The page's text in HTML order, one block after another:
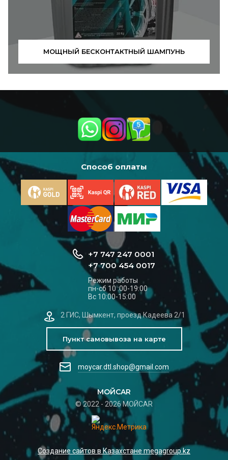
МОЩНЫЙ БЕСКОНТАКТНЫЙ ШАМПУНЬ
Способ оплаты
МОЙCAR
© 2022 - 2026 МОЙCAR
+7 747 247 0001
+7 700 454 0017
Режим работы
пн-сб 10 :00-19:00
Вс 10:00-15:00
2 ГИС, Шымкент, проезд Кадеева 2/1
Пункт самовывоза на карте
moycar.dtl.shop@gmail.com
Создание сайтов в Казахстане megagroup.kz